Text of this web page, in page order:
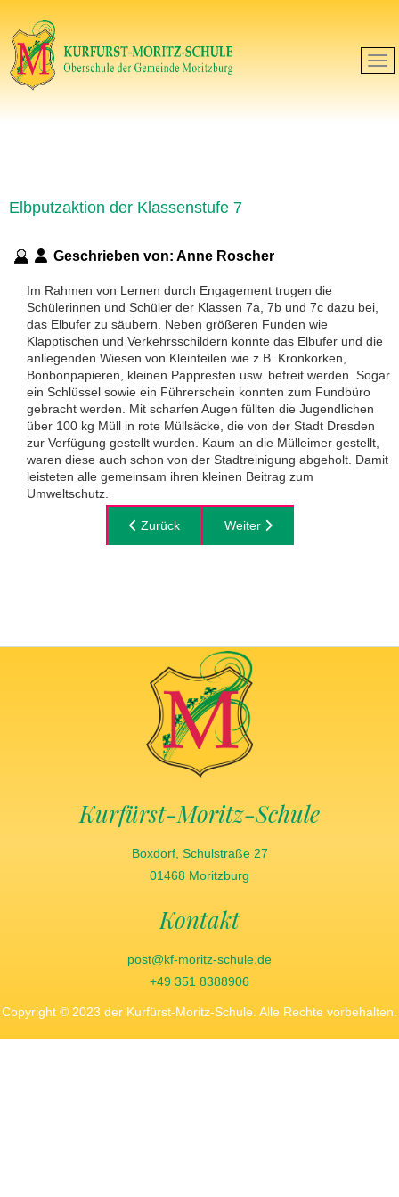
Elbputzaktion der Klassenstufe 7
Geschrieben von: Anne Roscher
Im Rahmen von Lernen durch Engagement trugen die
Schülerinnen und Schüler der Klassen 7a, 7b und 7c dazu bei,
das Elbufer zu säubern. Neben größeren Funden wie
Klapptischen und Verkehrsschildern konnte das Elbufer und die
anliegenden Wiesen von Kleinteilen wie z.B. Kronkorken,
Bonbonpapieren, kleinen Pappresten usw. befreit werden. Sogar
ein Schlüssel sowie ein Führerschein konnten zum Fundbüro
gebracht werden. Mit scharfen Augen füllten die Jugendlichen
über 100 kg Müll in rote Müllsäcke, die von der Stadt Dresden
zur Verfügung gestellt wurden. Kaum an die Mülleimer gestellt,
waren diese auch schon von der Stadtreinigung abgeholt. Damit
leisteten alle gemeinsam ihren kleinen Beitrag zum
Umweltschutz.
Vorheriger Beitrag: Berufe der Semperoper
Zurück Nächster Beitrag: Start BO-
Weiter
Kurfürst-Moritz-Schule
Boxdorf, Schulstraße 27
01468 Moritzburg
Kontakt
post@kf-moritz-schule.de
+49 351 8388906
Copyright © 2023 der Kurfürst-Moritz-Schule. Alle Rechte vorbehalten.